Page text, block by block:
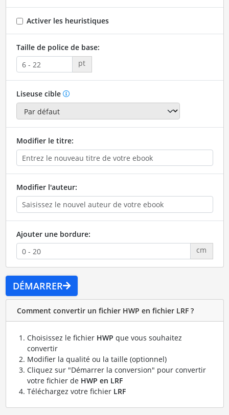
Activer les heuristiques
Taille de police de base:
pt
Liseuse cible
Modifier le titre:
Modifier l'auteur:
Ajouter une bordure:
cm
DÉMARRER
Comment convertir un fichier HWP en fichier LRF ?
Choisissez le fichier HWP que vous souhaitez
convertir
Modifier la qualité ou la taille (optionnel)
Cliquez sur "Démarrer la conversion" pour convertir
votre fichier de HWP en LRF
Téléchargez votre fichier LRF